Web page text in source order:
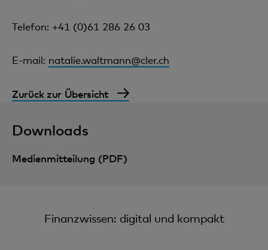
Telefon: +41 (0)61 286 26 03
E-mail: natalie.waltmann@cler.ch
Zurück zur Übersicht
Downloads
Medienmitteilung (PDF)
Finanzwissen: digital und kompakt